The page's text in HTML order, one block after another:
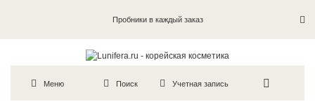
Пробники в каждый заказ
Меню Поиск Учетная запись